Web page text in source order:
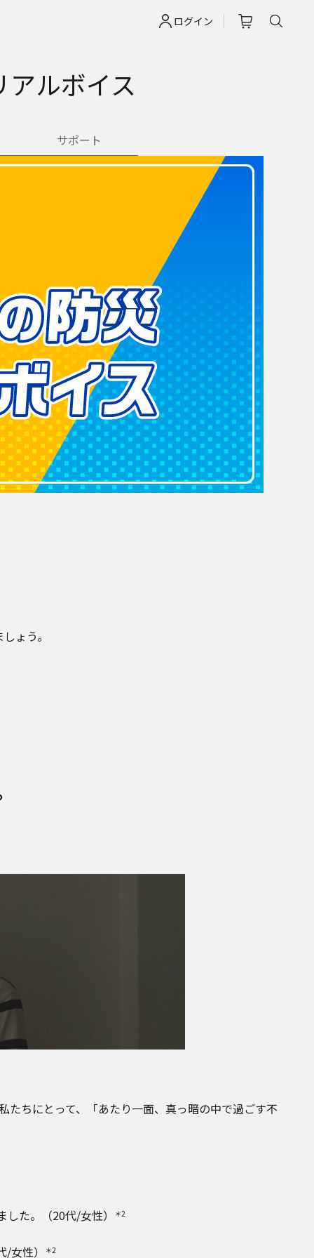
ログイン
ルボイス
サポート
ょう。
ちにとって、「あたり一面、真っ暗の中で過ごす不
た。（20代/女性） ＊2
女性） ＊2